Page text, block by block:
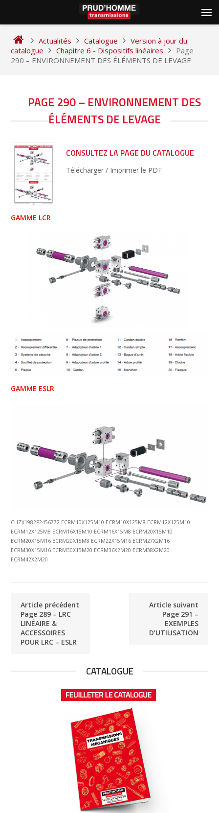
content
Actualités Catalogue
Version à jour du
catalogue
Chapitre 6 - Dispositifs linéaires
Page
290 – ENVIRONNEMENT DES ÉLÉMENTS DE LEVAGE
PAGE 290 – ENVIRONNEMENT DES
ÉLÉMENTS DE LEVAGE
CONSULTEZ LA PAGE DU CATALOGUE
Télécharger / Imprimer le PDF
GAMME LCR
GAMME ESLR
CHZX1982P2456772 ECRM10X125M10 ECRM10X125M8 ECRM12X125M10
ECRM12X125M8 ECRM16X15M10 ECRM16X15M8 ECRM20X15M10
ECRM20X15M16 ECRM20X15M8 ECRM22X15M16 ECRM27X2M16
ECRM30X15M16 ECRM30X15M20 ECRM36X2M20 ECRM38X2M20
ECRM42X2M20
NAVIGATION
Article précédent
Page 289 – LRC
LINÉAIRE &
ACCESSOIRES
POUR LRC – ESLR
Article suivant
Page 291 –
EXEMPLES
D’UTILISATION
CATALOGUE